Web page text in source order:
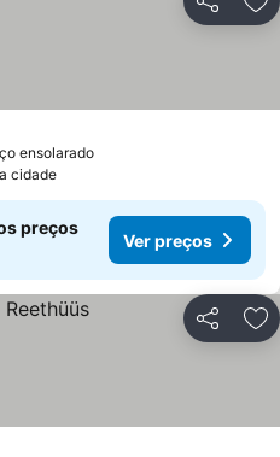
Partilhar
ensolarado
cidade
preços
Ver preços
Partilhar